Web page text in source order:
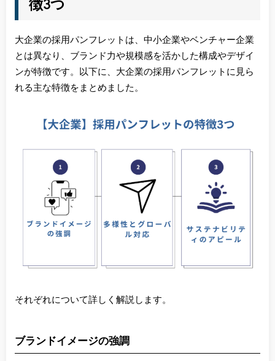
大企業の採用パンフレットは、中小企業やベンチャー企業
とは異なり、ブランド力や規模感を活かした構成やデザイ
ンが特徴です。以下に、大企業の採用パンフレットに見ら
れる主な特徴をまとめました。
それぞれについて詳しく解説します。
ブランドイメージの強調